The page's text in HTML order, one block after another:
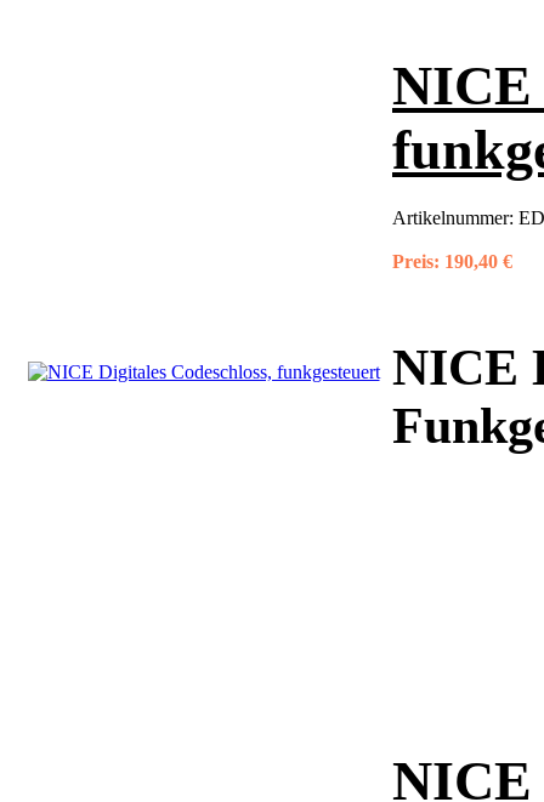
NICE
Artikelnummer:
Preis: 190,40 €
NICE
NICE